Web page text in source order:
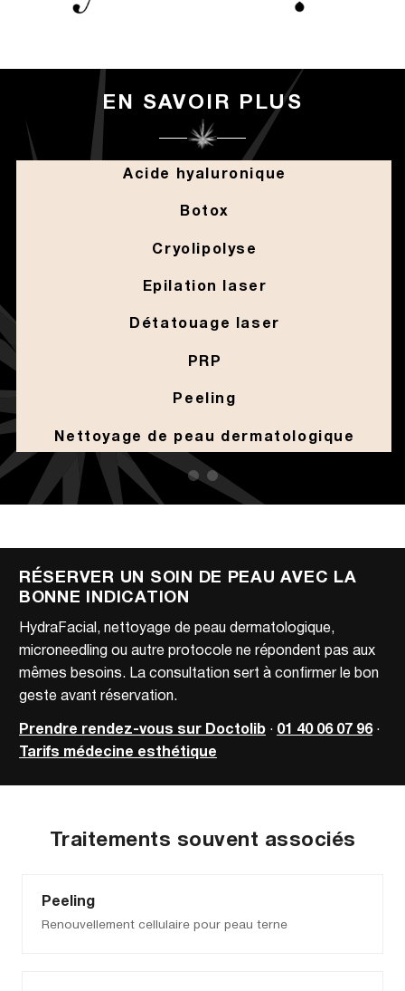
EN SAVOIR PLUS
Acide hyaluronique
Botox
Cryolipolyse
Epilation laser
Détatouage laser
PRP
Peeling
Nettoyage de peau dermatologique
RÉSERVER UN SOIN DE PEAU AVEC LA
BONNE INDICATION
HydraFacial, nettoyage de peau dermatologique,
microneedling ou autre protocole ne répondent pas aux
mêmes besoins. La consultation sert à confirmer le bon
geste avant réservation.
Prendre rendez-vous sur Doctolib · 01 40 06 07 96·
Tarifs médecine esthétique
Traitements souvent associés
Peeling
Renouvellement cellulaire pour peau terne